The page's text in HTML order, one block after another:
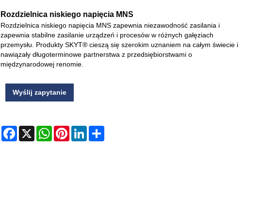
Rozdzielnica niskiego napięcia MNS
Rozdzielnica niskiego napięcia MNS zapewnia niezawodność zasilania i
zapewnia stabilne zasilanie urządzeń i procesów w różnych gałęziach
przemysłu. Produkty SKYT® cieszą się szerokim uznaniem na całym świecie i
nawiązały długoterminowe partnerstwa z przedsiębiorstwami o
międzynarodowej renomie.
Wyślij zapytanie
Facebook
X WhatsAppPinterestLinkedIn